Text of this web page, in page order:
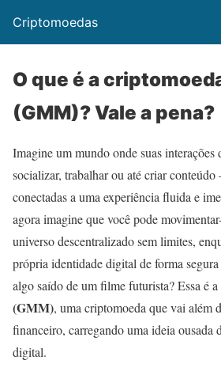
Criptomoedas
O que é a
(GMM)? Vale a pena?
Imagine um mundo onde suas
socializar, trabalhar ou até criar
conectadas a uma experiência fluida e
agora imagine que você pode
universo descentralizado sem limites,
própria identidade digital de forma
algo saído de um filme futurista? Essa é a
(GMM), uma criptomoeda que vai além
financeiro, carregando uma ideia ousada
digital.